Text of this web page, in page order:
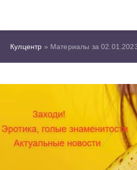
Кулцентр » Материалы за